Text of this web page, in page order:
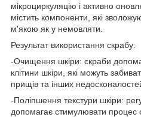
мікроциркуляцію і активно
містить компоненти, які
м'якою як у немовляти.
Результат використання скрабу:
-Очищення шкіри: скраби
клітини шкіри, які можуть
прищів та інших
-Поліпшення текстури шкіри:
допомагає стимулювати